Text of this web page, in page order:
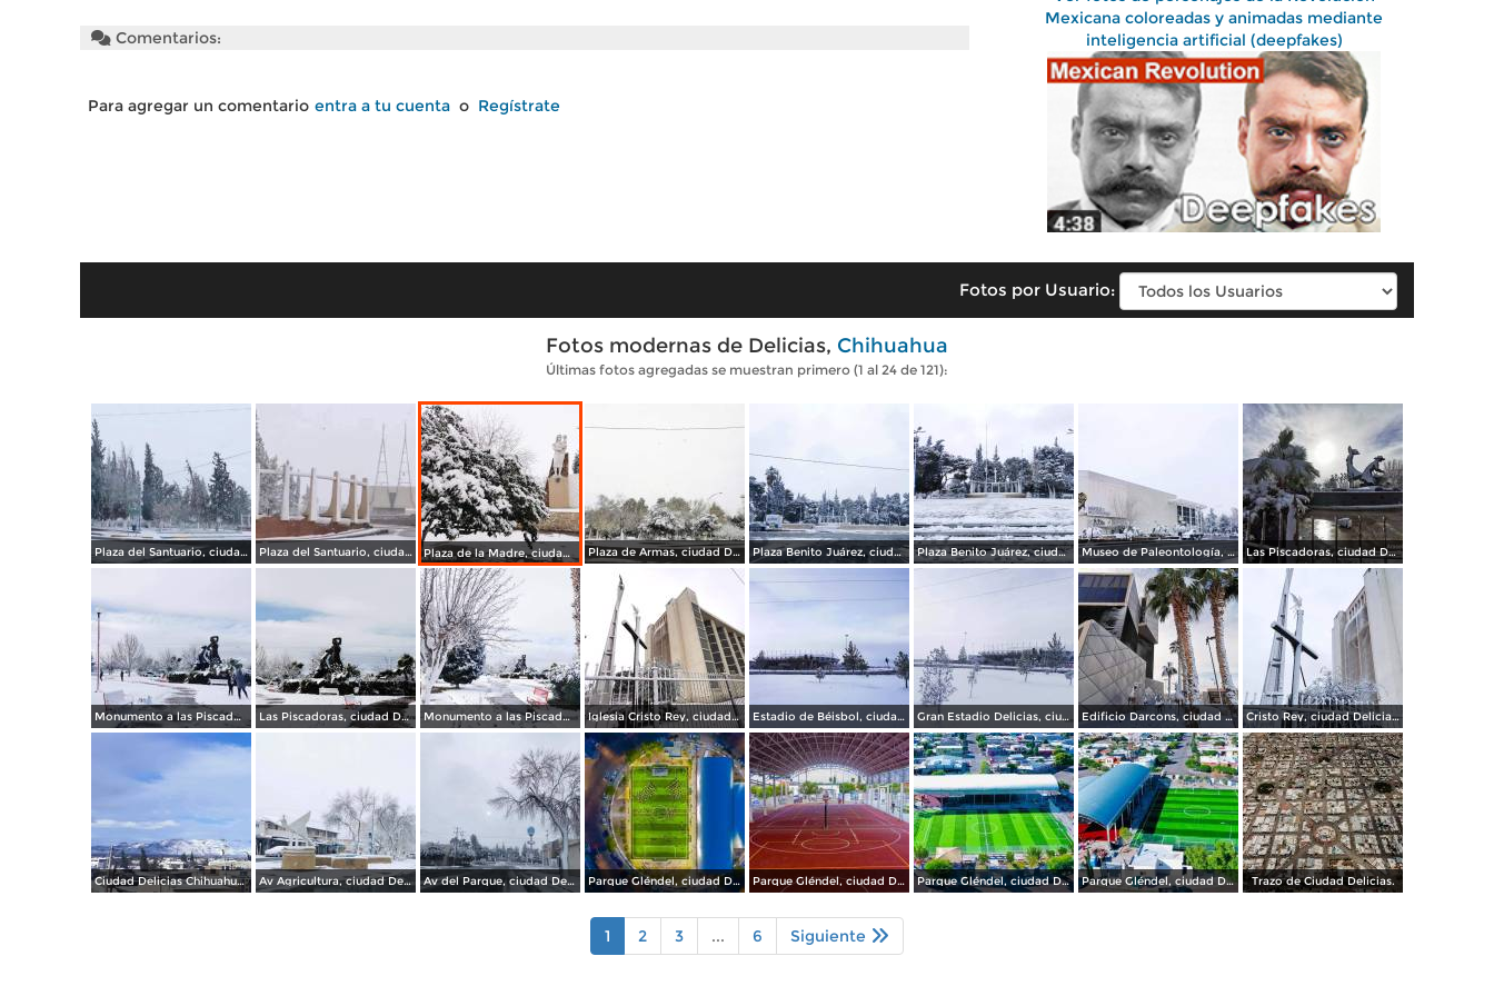
Comentarios:
Para agregar un comentario entra a tu cuenta o Regístrate
Mexicana coloreadas y animadas mediante
inteligencia artificial (deepfakes)
Fotos por Usuario:
Fotos modernas de Delicias, Chihuahua
Últimas fotos agregadas se muestran primero (1 al 24 de 121):
Plaza del Santuario, ciudad Delicias Chihuahua. Plaza del Santuario, ciudad Delicias. Plaza de la Madre, ciudad Delicias. Plaza de Armas, ciudad Delicias. Plaza Benito Juárez, ciudad Delicias Chihuahua. Plaza Benito Juárez, ciudad Delicias. Museo de Paleontología, ciudad Delicias. Las Piscadoras, ciudad Delicias Chihuahua.
Monumento a las Piscadoras, ciudad Delicias Chihuahua. Las Piscadoras, ciudad Delicias. Monumento a las Piscadoras, ciudad Delicias. Iglesia Cristo Rey, ciudad Delicias. Estadio de Béisbol, ciudad Delicias. Gran Estadio Delicias, ciudad Delicias. Edificio Darcons, ciudad Delicias. Cristo Rey, ciudad Delicias.
Ciudad Delicias Chihuahua en Invierno. Av Agricultura, ciudad Delicias. Av del Parque, ciudad Delicias. Parque Gléndel, ciudad Delicias. Parque Gléndel, ciudad Delicias Chihuahua. Parque Gléndel, ciudad Delicias Chihuahua. Parque Gléndel, ciudad Delicias. Trazo de Ciudad Delicias.
1 2 3 ... 6 Siguiente